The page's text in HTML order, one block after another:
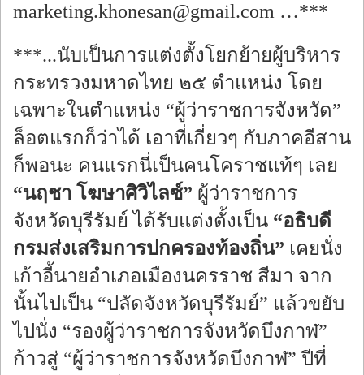
marketing.khonesan@gmail.com …***
***...นับเป็นการแต่งตั้งโยกย้ายผู้บริหาร
กระทรวงมหาดไทย ๒๕ ตำแหน่ง โดย
เฉพาะในตำแหน่ง “ผู้ว่าราชการจังหวัด”
ล็อตแรกก็ว่าได้ เอาที่เกี่ยวๆ กับภาคอีสาน
ก็พอนะ คนแรกนี่เป็นคนโคราชแท้ๆ เลย
“นฤชา โฆษาศิวิไลซ์” ผู้ว่าราชการ
จังหวัดบุรีรัมย์ ได้รับแต่งตั้งเป็น “อธิบดี
กรมส่งเสริมการปกครองท้องถิ่น” เคยนั่ง
เก้าอี้นายอำเภอเมืองนครราช สีมา จาก
นั้นไปเป็น “ปลัดจังหวัดบุรีรัมย์” แล้วขยับ
ไปนั่ง “รองผู้ว่าราชการจังหวัดบึงกาฬ”
ก้าวสู่ “ผู้ว่าราชการจังหวัดบึงกาฬ” ปีที่